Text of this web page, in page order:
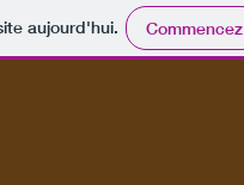
aujourd'hui. Commencez